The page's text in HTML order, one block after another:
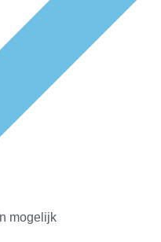
mogelijk